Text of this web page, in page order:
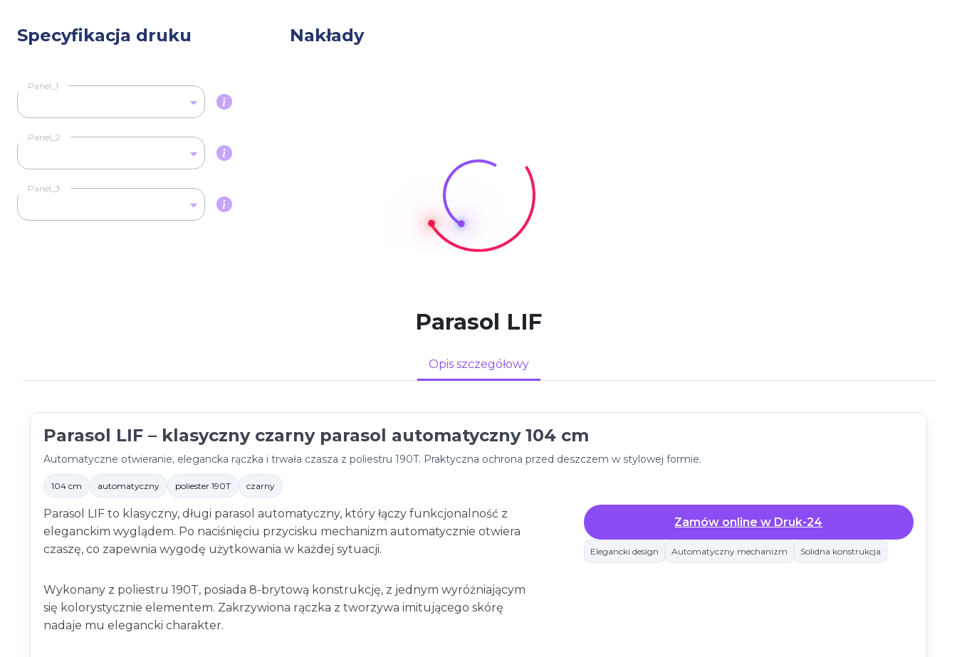
Specyfikacja druku
Panel_1
Panel_2
Panel_3
Nakłady
Parasol LIF
Opis szczegółowy
Parasol LIF – klasyczny czarny parasol automatyczny 104 cm
Automatyczne otwieranie, elegancka rączka i trwała czasza z poliestru 190T. Praktyczna ochrona przed deszczem w stylowej formie.
104 cm automatyczny poliester 190T czarny
Parasol LIF to klasyczny, długi parasol automatyczny, który łączy funkcjonalność z
eleganckim wyglądem. Po naciśnięciu przycisku mechanizm automatycznie otwiera
czaszę, co zapewnia wygodę użytkowania w każdej sytuacji.
Wykonany z poliestru 190T, posiada 8-brytową konstrukcję, z jednym wyróżniającym
się kolorystycznie elementem. Zakrzywiona rączka z tworzywa imitującego skórę
nadaje mu elegancki charakter.
Zamów online w Druk-24
Elegancki design Automatyczny mechanizm Solidna konstrukcja